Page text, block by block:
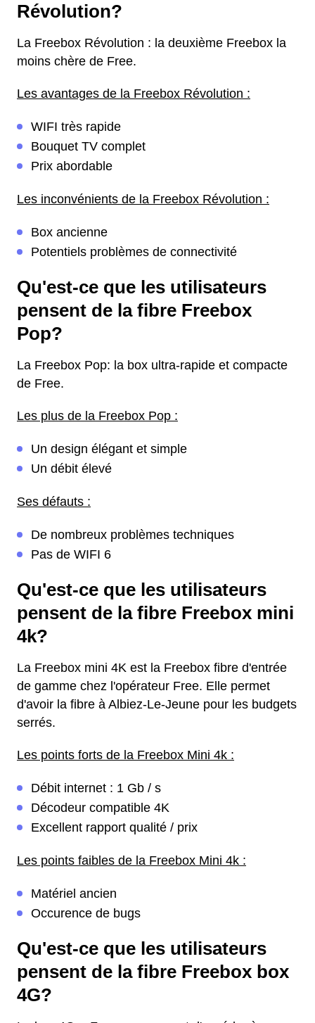
Révolution?
La Freebox Révolution : la deuxième Freebox la
moins chère de Free.
Les avantages de la Freebox Révolution :
WIFI très rapide
Bouquet TV complet
Prix abordable
Les inconvénients de la Freebox Révolution :
Box ancienne
Potentiels problèmes de connectivité
Qu'est-ce que les utilisateurs
pensent de la fibre Freebox
Pop?
La Freebox Pop: la box ultra-rapide et compacte
de Free.
Les plus de la Freebox Pop :
Un design élégant et simple
Un débit élevé
Ses défauts :
De nombreux problèmes techniques
Pas de WIFI 6
Qu'est-ce que les utilisateurs
pensent de la fibre Freebox mini
4k?
La Freebox mini 4K est la Freebox fibre d'entrée
de gamme chez l'opérateur Free. Elle permet
d'avoir la fibre à Albiez-Le-Jeune pour les budgets
serrés.
Les points forts de la Freebox Mini 4k :
Débit internet : 1 Gb / s
Décodeur compatible 4K
Excellent rapport qualité / prix
Les points faibles de la Freebox Mini 4k :
Matériel ancien
Occurence de bugs
Qu'est-ce que les utilisateurs
pensent de la fibre Freebox box
4G?